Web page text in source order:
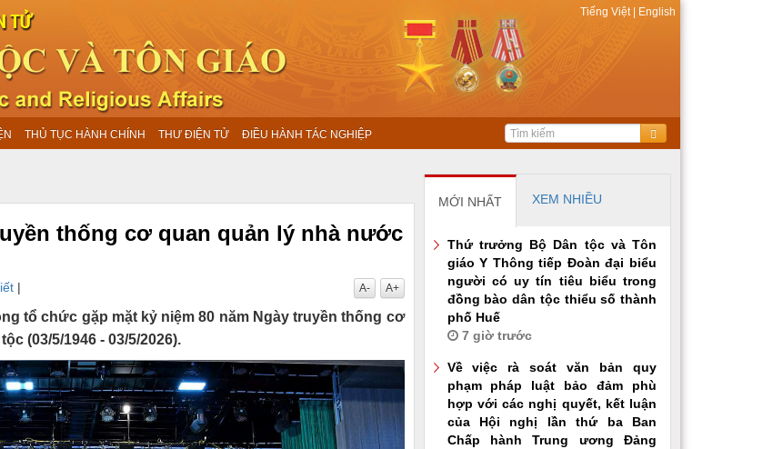
Tiếng Việt English
THỦ TỤC HÀNH CHÍNH THƯ ĐIỆN TỬ ĐIỀU HÀNH TÁC NGHIỆP
thống cơ quan quản lý nhà nước
| A+
A-
tổ chức gặp mặt kỷ niệm 80 năm Ngày truyền thống cơ
(03/5/1946 - 03/5/2026).
MỚI NHẤT XEM NHIỀU
Thứ trưởng Bộ Dân tộc và Tôn
giáo Y Thông tiếp Đoàn đại biểu
người có uy tín tiêu biểu trong
đồng bào dân tộc thiểu số thành
phố Huế
7 giờ trước
Về việc rà soát văn bản quy
phạm pháp luật bảo đảm phù
hợp với các nghị quyết, kết luận
của Hội nghị lần thứ ba Ban
Chấp hành Trung ương Đảng